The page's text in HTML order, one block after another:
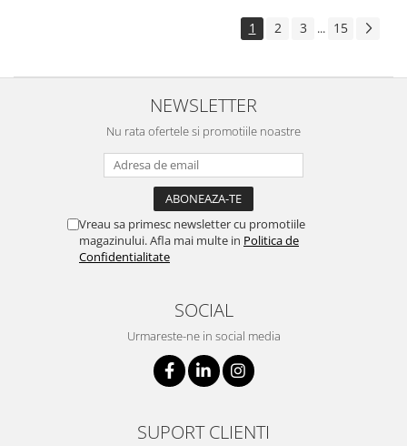
1 2 3 ... 15
NEWSLETTER
Nu rata ofertele si promotiile noastre
Vreau sa primesc newsletter cu promotiile
magazinului. Afla mai multe in Politica de
Confidentialitate
SOCIAL
Urmareste-ne in social media
SUPORT CLIENTI